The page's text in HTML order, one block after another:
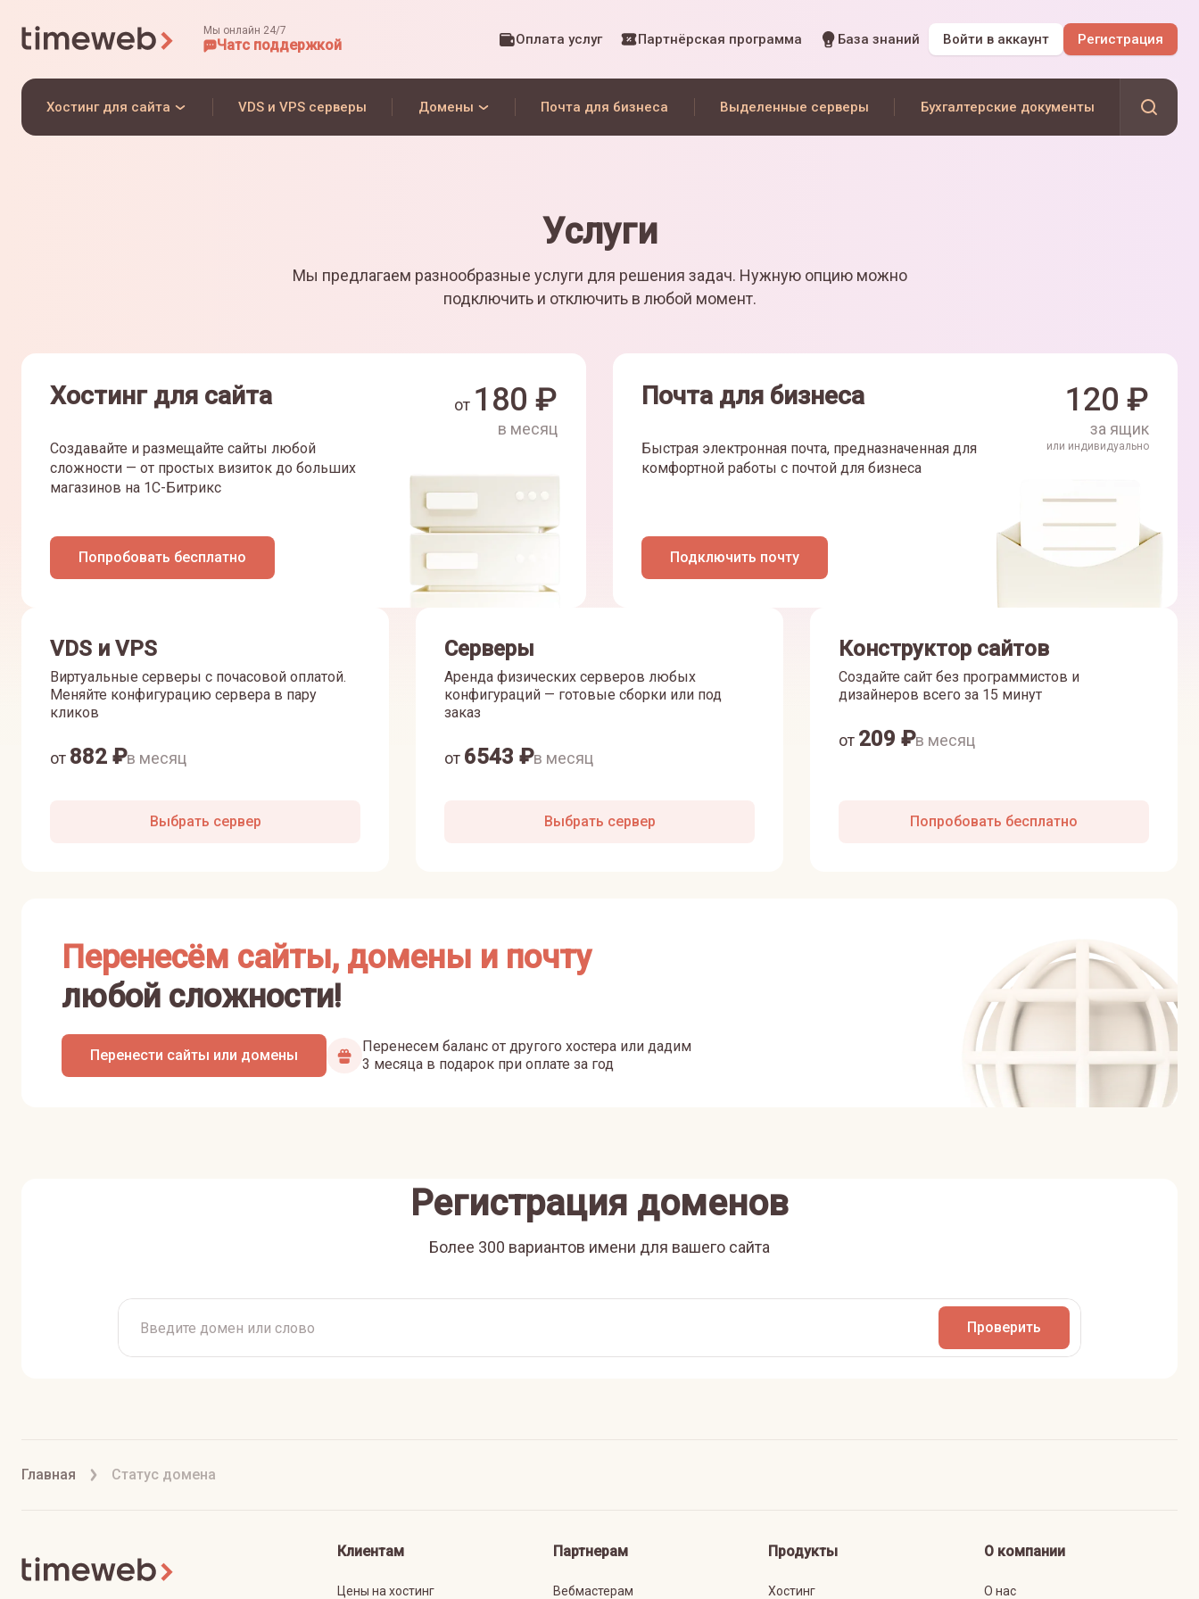
Мы онлайн 24/7
Чатс поддержкой Оплата услуг Партнёрская программа База знаний Войти в аккаунт Регистрация
Хостинг для сайта VDS и VPS серверы Домены Почта для бизнеса Выделенные серверы Бухгалтерские документы
Услуги
Мы предлагаем разнообразные услуги для решения задач. Нужную опцию можно
подключить и отключить в любой момент.
Хостинг для сайта
Создавайте и размещайте сайты любой
сложности — от простых визиток до больших
магазинов на 1С-Битрикс
Попробовать бесплатно
от 180 ₽
в месяц
Почта для бизнеса
Быстрая электронная почта, предназначенная для
комфортной работы с почтой для бизнеса
Подключить почту
120 ₽
за ящик
или индивидуально
VDS и VPS
Виртуальные серверы с почасовой оплатой.
Меняйте конфигурацию сервера в пару
кликов
от 882 ₽в месяц
Выбрать сервер
Серверы
Аренда физических серверов любых
конфигураций — готовые сборки или под
заказ
от 6543 ₽в месяц
Выбрать сервер
Конструктор сайтов
Создайте сайт без программистов и
дизайнеров всего за 15 минут
от 209 ₽в месяц
Попробовать бесплатно
Перенесём сайты, домены и почту
любой сложности!
Перенести сайты или домены
Перенесем баланс от другого хостера или дадим
3 месяца в подарок при оплате за год
Регистрация доменов
Более 300 вариантов имени для вашего сайта
Проверить
Главная Статус домена
Клиентам
Цены на хостинг
Партнерам
Вебмастерам
Продукты
Хостинг
О компании
О нас